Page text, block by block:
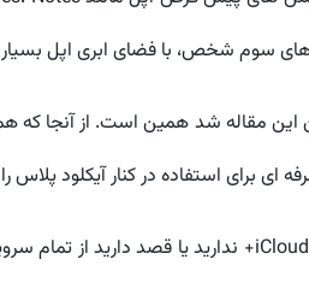
های سوم شخص، با فضای ابری اپل بسیار
مقاله شد همین است. از آنجا که
ای برای استفاده در کنار آیکلود